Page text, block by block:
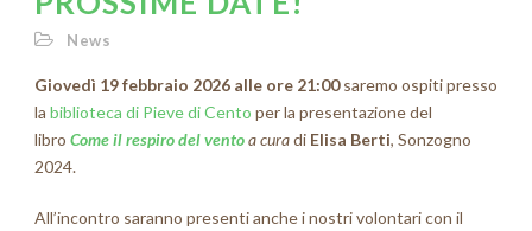
News
Giovedì 19 febbraio 2026 alle ore 21:00saremo ospiti presso
la biblioteca di Pieve di Cento per la presentazione del
libro Come il respiro del ventoa curadi Elisa Berti, Sonzogno
2024.
All’incontro saranno presenti anche i nostri volontari con il